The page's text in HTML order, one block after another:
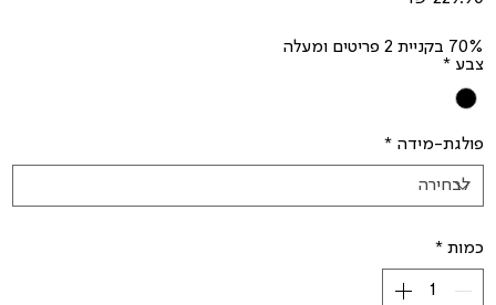
70% בקניית 2 פריטים ומעלה
צבע *
פולגת-מידה *
כמות *